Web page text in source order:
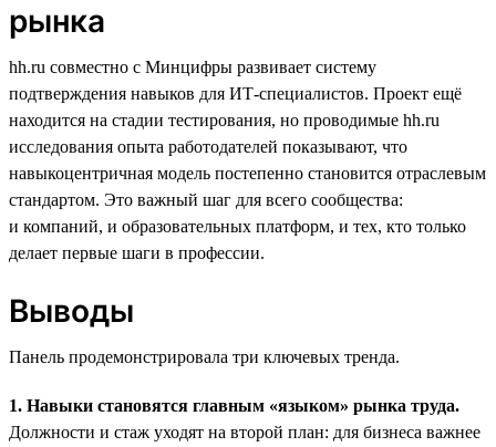
рынка
hh.ru совместно с Минцифры развивает систему
подтверждения навыков для ИТ-специалистов. Проект ещё
находится на стадии тестирования, но проводимые hh.ru
исследования опыта работодателей показывают, что
навыкоцентричная модель постепенно становится отраслевым
стандартом. Это важный шаг для всего сообщества:
и компаний, и образовательных платформ, и тех, кто только
делает первые шаги в профессии.
Выводы
Панель продемонстрировала три ключевых тренда.
1. Навыки становятся главным «языком» рынка труда.
Должности и стаж уходят на второй план: для бизнеса важнее